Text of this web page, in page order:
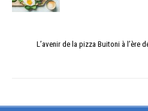
L’avenir de la pizza Buitoni à l’ère